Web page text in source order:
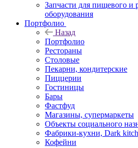
Запчасти для пищевого и
оборудования
Портфолио
Назад
Портфолио
Рестораны
Столовые
Пекарни, кондитерские
Пиццерии
Гостиницы
Бары
Фастфуд
Магазины, супермаркеты
Объекты социального
Фабрики-кухни, Dark
Кофейни